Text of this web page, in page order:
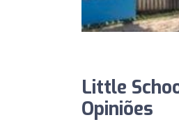
Little
Opiniões